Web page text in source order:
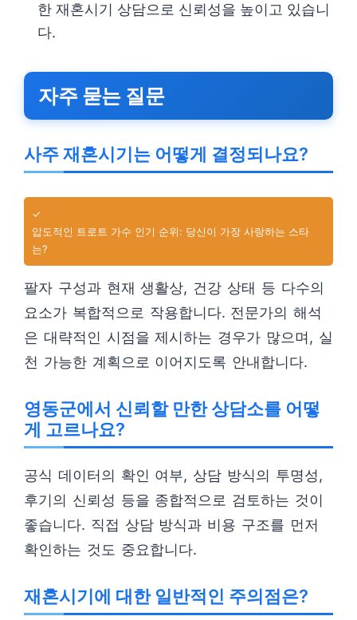
한 재혼시기 상담으로 신뢰성을 높이고 있습니
다.
자주 묻는 질문
사주 재혼시기는 어떻게 결정되나요?
✓
압도적인 트로트 가수 인기 순위: 당신이 가장 사랑하는 스타
는?
팔자 구성과 현재 생활상, 건강 상태 등 다수의
요소가 복합적으로 작용합니다. 전문가의 해석
은 대략적인 시점을 제시하는 경우가 많으며, 실
천 가능한 계획으로 이어지도록 안내합니다.
영동군에서 신뢰할 만한 상담소를 어떻
게 고르나요?
공식 데이터의 확인 여부, 상담 방식의 투명성,
후기의 신뢰성 등을 종합적으로 검토하는 것이
좋습니다. 직접 상담 방식과 비용 구조를 먼저
확인하는 것도 중요합니다.
재혼시기에 대한 일반적인 주의점은?